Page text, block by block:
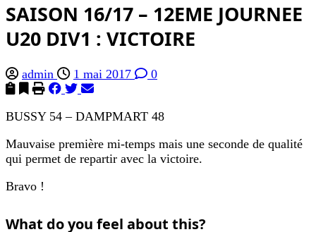
SAISON 16/17 – 12EME JOURNEE
U20 DIV1 : VICTOIRE
admin 1 mai 2017 0
BUSSY 54 – DAMPMART 48
Mauvaise première mi-temps mais une seconde de qualité
qui permet de repartir avec la victoire.
Bravo !
What do you feel about this?